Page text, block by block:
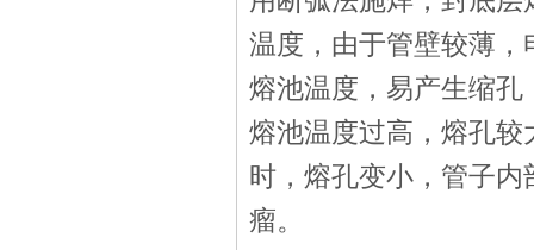
温度，由于管壁较薄
熔池温度，易产生缩
熔池温度过高，熔孔
时，熔孔变小，管子
瘤。